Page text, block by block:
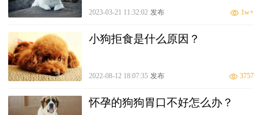
2023-03-21 11:32:02 发布 1w+
小狗拒食是什么原因？
2022-08-12 18:07:35 发布 3757
怀孕的狗狗胃口不好怎么办？